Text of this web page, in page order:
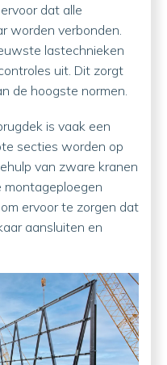
dat alle
worden verbonden.
lastechnieken
uit. Dit zorgt
de hoogste normen.
is vaak een
secties worden op
van zware kranen
montageploegen
ervoor te zorgen dat
aansluiten en